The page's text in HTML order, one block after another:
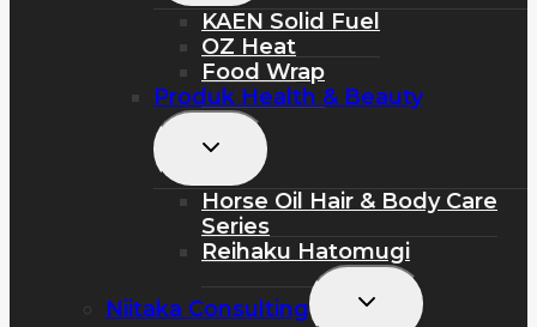
KAEN Solid Fuel
OZ Heat
Food Wrap
Produk Health & Beauty
Toggle
Child
Horse Oil Hair & Body Care
Series
Reihaku Hatomugi
Niitaka Consulting
Toggle
Child